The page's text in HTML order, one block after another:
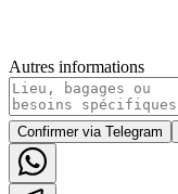
Autres informations
Confirmer via Telegram